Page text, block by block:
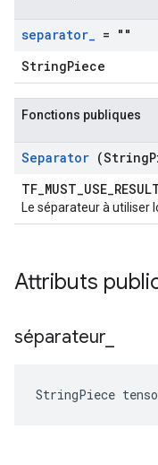
separator_ = ""
StringPiece
Fonctions publiques
Separator (String
Le séparateur à utiliser
Attributs
séparateur
StringPiece